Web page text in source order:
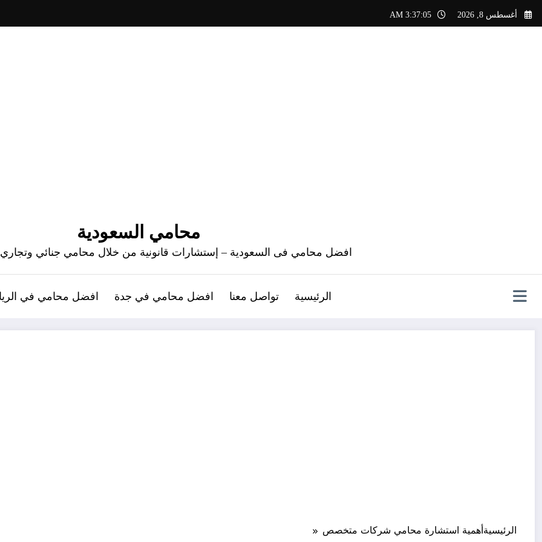
التجاوز
إلى
أغسطس 8, 2026 3:37:06 AM
محامي السعودية
افضل محامي فى السعودية – إستشارات قانونية من خلال محامي جنائي وتجاري
الرئيسية تواصل معنا افضل محامي في جدة افضل محامي في
الرئيسيةأهمية استشارة محامي شركات متخصص